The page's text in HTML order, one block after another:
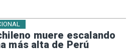
muere escalando
más alta de Perú